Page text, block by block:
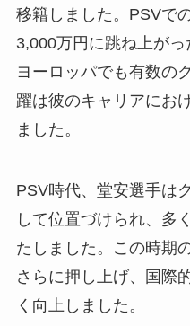
移籍しました。PSVで
3,000万円に跳ね上が
ヨーロッパでも有数の
躍は彼のキャリアにお
ました。
PSV時代、堂安選手は
して位置づけられ、多
たしました。この時期
さらに押し上げ、国際
く向上しました。